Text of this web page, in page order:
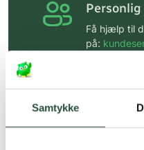
Samtykke
Få hjælp til
på:
Hurtig
Faste